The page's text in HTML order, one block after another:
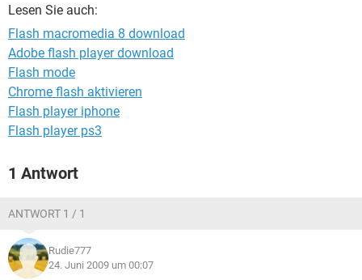
Lesen Sie auch:
Flash macromedia 8 download
Adobe flash player download
Flash mode
Chrome flash aktivieren
Flash player iphone
Flash player ps3
1 Antwort
ANTWORT 1 / 1
Rudie777
24. Juni 2009 um 00:07